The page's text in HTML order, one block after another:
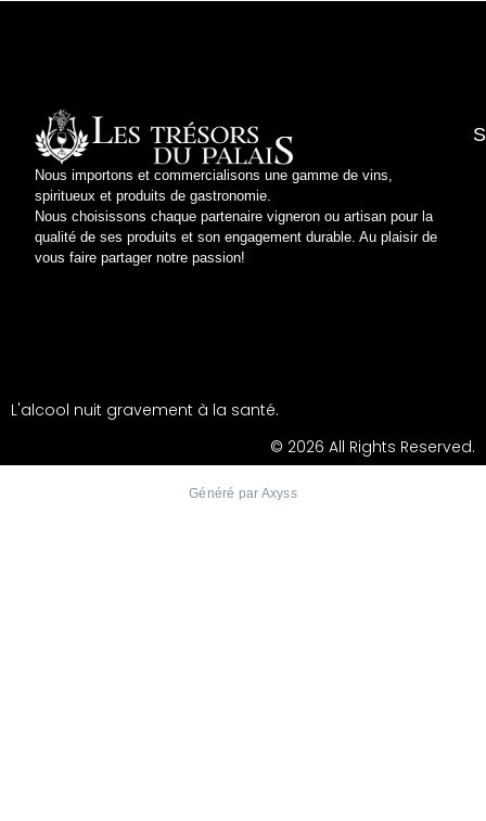
Nous importons et commercialisons une gamme de vins,
spiritueux et produits de gastronomie.
Nous choisissons chaque partenaire vigneron ou artisan pour la
qualité de ses produits et son engagement durable. Au plaisir de
vous faire partager notre passion!
L'alcool nuit gravement à la santé.
© 2026 All Rights Reserved.
Généré par Axyss